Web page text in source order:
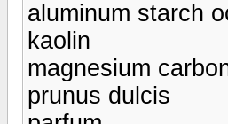
aluminum starch
kaolin
magnesium
prunus dulcis